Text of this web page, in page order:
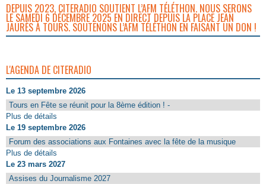
DEPUIS 2023, CITERADIO SOUTIENT L’AFM TÉLÉTHON. NOUS SERONS
LE SAMEDI 6 DÉCEMBRE 2025 EN DIRECT DEPUIS LA PLACE JEAN
JAURÈS À TOURS. SOUTENONS L’AFM TÉLÉTHON EN FAISANT UN DON !
L'AGENDA DE CITERADIO
Le 13 septembre 2026
Tours en Fête se réunit pour la 8ème édition ! -
Plus de détails
Le 19 septembre 2026
Forum des associations aux Fontaines avec la fête de la musique
Plus de détails
Le 23 mars 2027
Assises du Journalisme 2027